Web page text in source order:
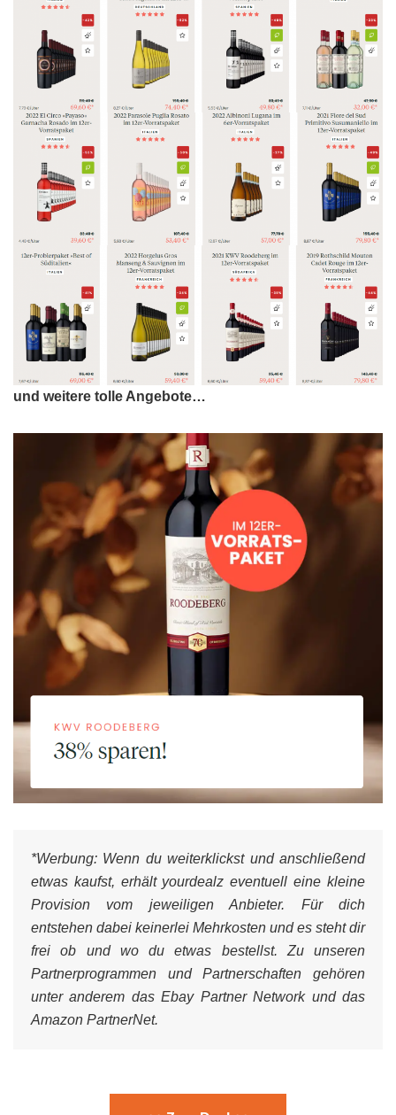
und weitere tolle Angebote…
*Werbung: Wenn du weiterklickst und anschließend
etwas kaufst, erhält yourdealz eventuell eine kleine
Provision vom jeweiligen Anbieter. Für dich
entstehen dabei keinerlei Mehrkosten und es steht dir
frei ob und wo du etwas bestellst. Zu unseren
Partnerprogrammen und Partnerschaften gehören
unter anderem das Ebay Partner Network und das
Amazon PartnerNet.